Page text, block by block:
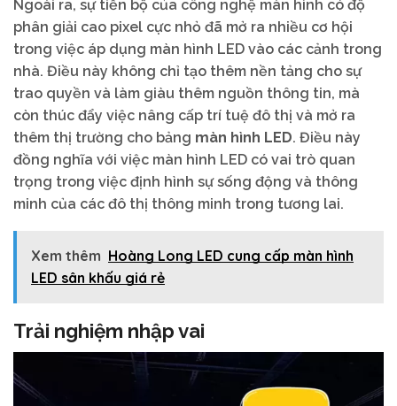
Ngoài ra, sự tiến bộ của công nghệ màn hình có độ
phân giải cao pixel cực nhỏ đã mở ra nhiều cơ hội
trong việc áp dụng màn hình LED vào các cảnh trong
nhà. Điều này không chỉ tạo thêm nền tảng cho sự
trao quyền và làm giàu thêm nguồn thông tin, mà
còn thúc đẩy việc nâng cấp trí tuệ đô thị và mở ra
thêm thị trường cho bảng màn hình LED. Điều này
đồng nghĩa với việc màn hình LED có vai trò quan
trọng trong việc định hình sự sống động và thông
minh của các đô thị thông minh trong tương lai.
Xem thêm Hoàng Long LED cung cấp màn hình
LED sân khấu giá rẻ
Trải nghiệm nhập vai